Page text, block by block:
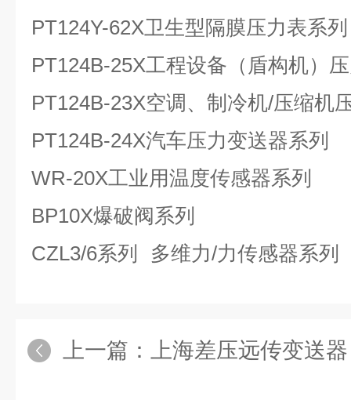
PT124Y-62X卫生型隔膜压力表系列
PT124B-25X工程设备（盾构机）
PT124B-23X空调、制冷机/压缩机
PT124B-24X汽车压力变送器系列
WR-20X工业用温度传感器系列
BP10X爆破阀系列
CZL3/6系列 多维力/力传感器系列
上一篇： 上海差压远传变送器